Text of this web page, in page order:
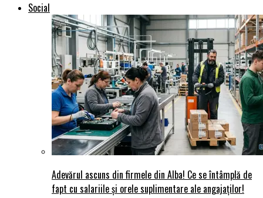
Social
Adevărul ascuns din firmele din Alba! Ce se întâmplă de
fapt cu salariile și orele suplimentare ale angajaților!